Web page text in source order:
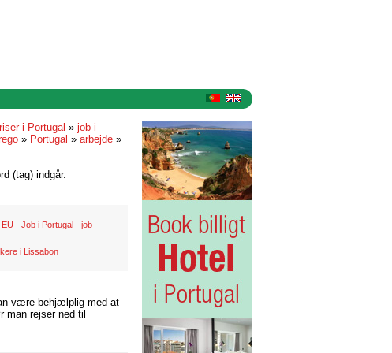
i Portugal » job i
» Portugal » arbejde »
(tag) indgår.
EU Job i Portugal job
i Lissabon
være behjælplig med at
rejser ned til